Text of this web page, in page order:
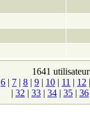
1641
6 | 7 | 8 | 9 | 10 | 11 | 12
| 32 | 33 | 34 | 35 | 36